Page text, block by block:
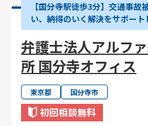
【国分寺駅徒歩3分】交通事故
い、納得のいく解決をサポート
弁護士法人アルフ
所 国分寺オフィス
東京都 国分寺市
初回相談無料